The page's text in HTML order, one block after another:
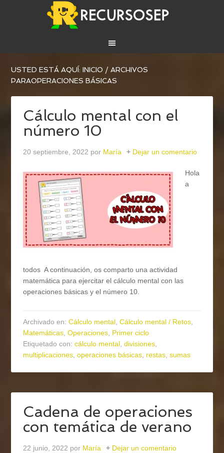
USTED ESTÁ AQUÍ:INICIO / ARCHIVOS
PARAOPERACIONES BÁSICAS
Cálculo mental con el
número 10
20 septiembre, 2022 por María Dejar un comentario
Hola
a
todos A continuación, os comparto una actividad
matemática para ejercitar el cálculo mental con las
operaciones básicas y el número 10.
Archivado en:Cálculo mental,Cálculo mental / Retos,
Matemáticas,Operaciones, Primer ciclo
Etiquetado con:cálculo mental,divisiones,
multiplicaciones,operaciones básicas, restas,sumas
Cadena de operaciones
con temática de verano
22 junio, 2022 por María Dejar un comentario